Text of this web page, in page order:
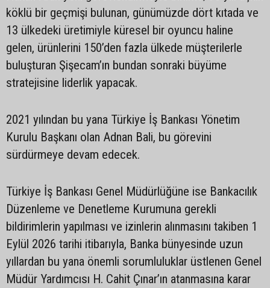
köklü bir geçmişi bulunan, günümüzde dört kıtada ve
13 ülkedeki üretimiyle küresel bir oyuncu haline
gelen, ürünlerini 150’den fazla ülkede müşterilerle
buluşturan Şişecam’ın bundan sonraki büyüme
stratejisine liderlik yapacak.
2021 yılından bu yana Türkiye İş Bankası Yönetim
Kurulu Başkanı olan Adnan Bali, bu görevini
sürdürmeye devam edecek.
Türkiye İş Bankası Genel Müdürlüğüne ise Bankacılık
Düzenleme ve Denetleme Kurumuna gerekli
bildirimlerin yapılması ve izinlerin alınmasını takiben 1
Eylül 2026 tarihi itibarıyla, Banka bünyesinde uzun
yıllardan bu yana önemli sorumluluklar üstlenen Genel
Müdür Yardımcısı H. Cahit Çınar’ın atanmasına karar